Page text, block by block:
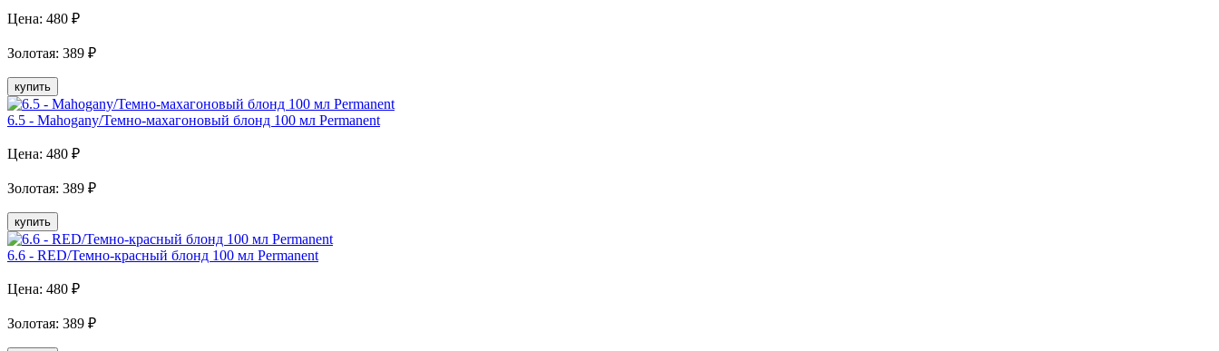
Цена: 480 ₽
Золотая: 389 ₽
купить
6.5 - Mahogany/Темно-махагоновый блонд 100 мл Рermanent
Цена: 480 ₽
Золотая: 389 ₽
купить
6.6 - RED/Темно-красный блонд 100 мл Рermanent
Цена: 480 ₽
Золотая: 389 ₽